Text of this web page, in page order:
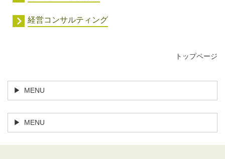
経営コンサルティング
トップページ
MENU
MENU